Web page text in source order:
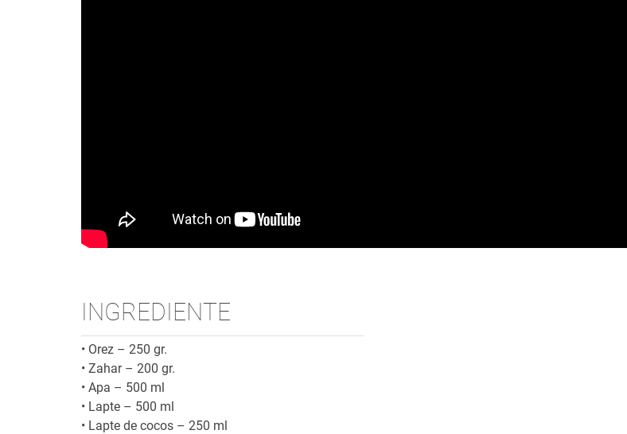
INGREDIENTE
• Orez – 250 gr.
• Zahar – 200 gr.
• Apa – 500 ml
• Lapte – 500 ml
• Lapte de cocos – 250 ml